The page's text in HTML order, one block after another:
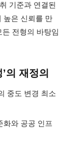
기준과 연결된
높은 신뢰를 만
든 전형의 바탕임
의 재정의
중도 변경 최소
화와 공공 인프